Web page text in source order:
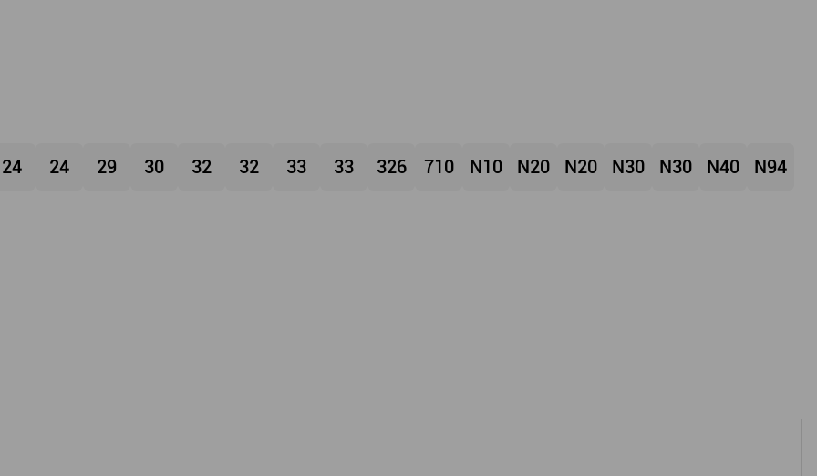
24 24 29 30 32 32 33 33 326 710 N10 N20 N20 N30 N30 N40 N94